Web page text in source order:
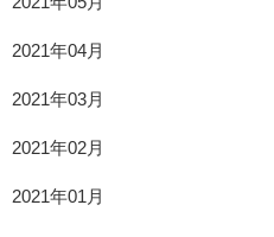
2021年04月
2021年03月
2021年02月
2021年01月